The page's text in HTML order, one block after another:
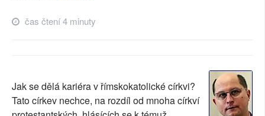
NEJČTENĚJŠÍ ZA 7 DNÍ
SOCIÁLNÍ SÍTĚ
čas čtení 4 minuty
Jak se dělá kariéra v římskokatolické církvi?
Tato církev nechce, na rozdíl od mnoha církví